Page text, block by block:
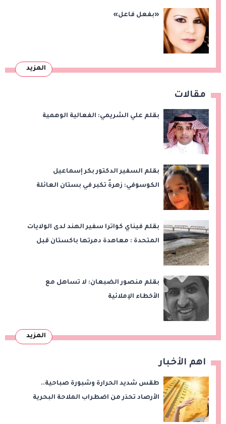
«بفعل فاعل»
المزيد
مقالات
بقلم علي الشريمي: الفعالية الوهمية
بقلم السفير الدكتور بكر إسماعيل
الكوسوفي: زهرةٌ تكبر في بستان العائلة
بقلم فيناي كواترا سفير الهند لدى الولايات
المتحدة : معاهدة دمرتها باكستان قبل
بقلم منصور الضبعان: لا تساهل مع
الأخطاء الإملائية
المزيد
اهم الأخبار
طقس شديد الحرارة وشبورة صباحية..
الأرصاد تحذر من اضطراب الملاحة البحرية